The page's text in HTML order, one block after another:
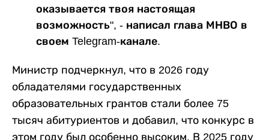
оказывается твоя настоящая
возможность", - написал глава МНВО в
своем Telegram-канале.
Министр подчеркнул, что в 2026 году
обладателями государственных
образовательных грантов стали более 75
тысяч абитуриентов и добавил, что конкурс в
этом году был особенно высоким. В 2025 году